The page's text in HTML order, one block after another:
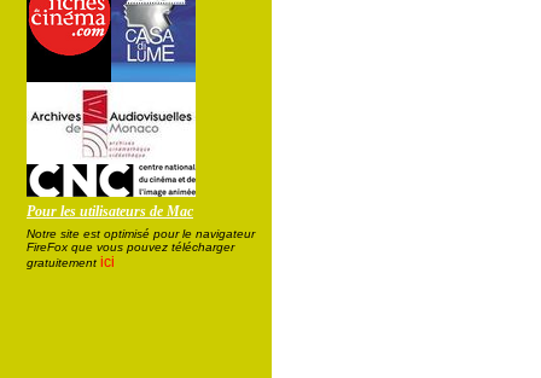
Pour les utilisateurs de Mac
Notre site est optimisé pour le navigateur
FireFox que vous pouvez télécharger
gratuitement ici